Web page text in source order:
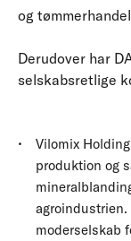
og
Derudover har
selskabsretlige
Vilomix
produktion og
agroindustrien.
moderselskab